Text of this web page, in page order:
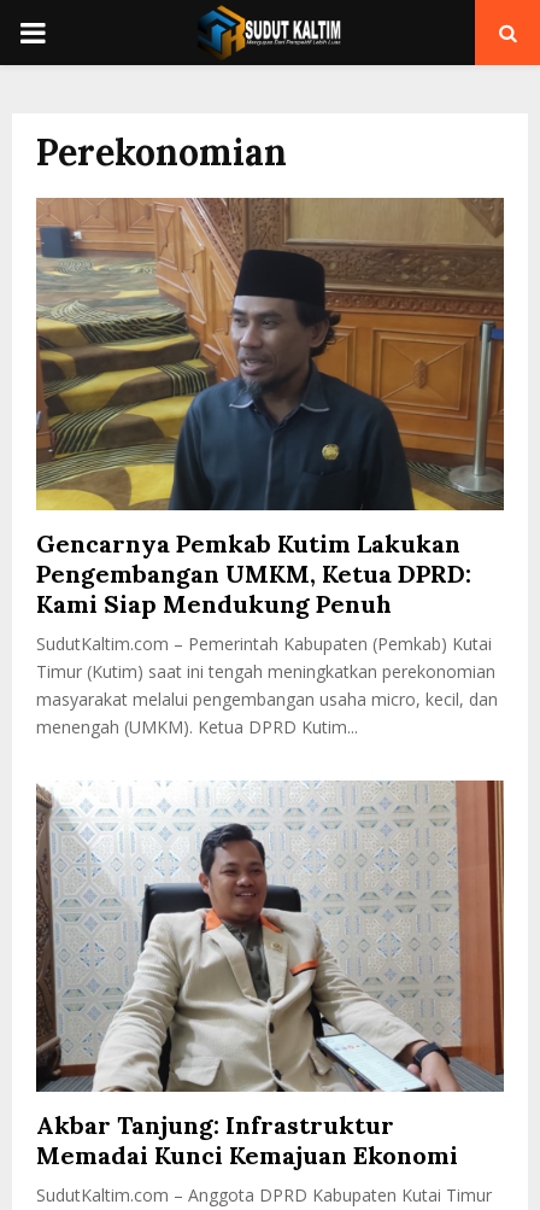
PRIMARY
Perekonomian
Gencarnya Pemkab Kutim Lakukan
Pengembangan UMKM, Ketua DPRD:
Kami Siap Mendukung Penuh
SudutKaltim.com – Pemerintah Kabupaten (Pemkab) Kutai
Timur (Kutim) saat ini tengah meningkatkan perekonomian
masyarakat melalui pengembangan usaha micro, kecil, dan
menengah (UMKM). Ketua DPRD Kutim...
Akbar Tanjung: Infrastruktur
Memadai Kunci Kemajuan Ekonomi
SudutKaltim.com – Anggota DPRD Kabupaten Kutai Timur